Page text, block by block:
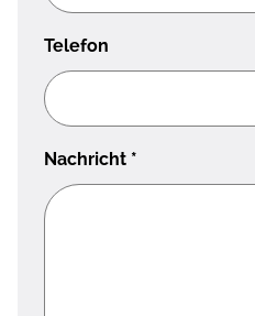
Telefon
Nachricht *